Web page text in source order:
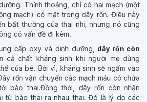
Thỉnh thoảng, chỉ có hai mạch (một
mạch) có mặt trong dây rốn. Điều này
bất thường của thai nhi, nhưng nó cũng
có vấn đề đi kèm.
cấp oxy và dinh dưỡng, dây rốn còn
cả chất kháng sinh khi người mẹ dùng
của bé. Bởi vì, kháng sinh sẽ ngấm vào
rốn vận chuyển các mạch máu có chứa
bào thai.Đồng thời, dây rốn còn nhận
từ bào thai ra nhau thai. Đó là lý do các